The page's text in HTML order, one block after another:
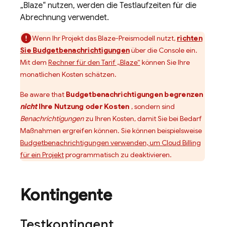
„Blaze“ nutzen, werden die Testlaufzeiten für die
Abrechnung verwendet.
Wenn Ihr Projekt das Blaze-Preismodell nutzt, richten
Sie Budgetbenachrichtigungenüber die Console ein.
Mit dem Rechner für den Tarif „Blaze“können Sie Ihre
monatlichen Kosten schätzen.
Be aware that Budgetbenachrichtigungen begrenzen
nichtIhre Nutzung oder Kosten , sondern sind
Benachrichtigungenzu Ihren Kosten, damit Sie bei Bedarf
Maßnahmen ergreifen können. Sie können beispielsweise
Budgetbenachrichtigungen verwenden, um Cloud Billing
für ein Projektprogrammatisch zu deaktivieren.
Kontingente